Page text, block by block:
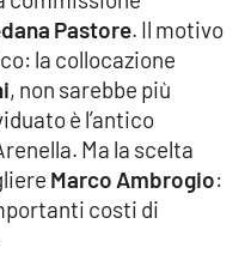
Pastore. Il motivo
la collocazione
, non sarebbe più
è l’antico
Ma la scelta
Marco Ambrogio:
costi di